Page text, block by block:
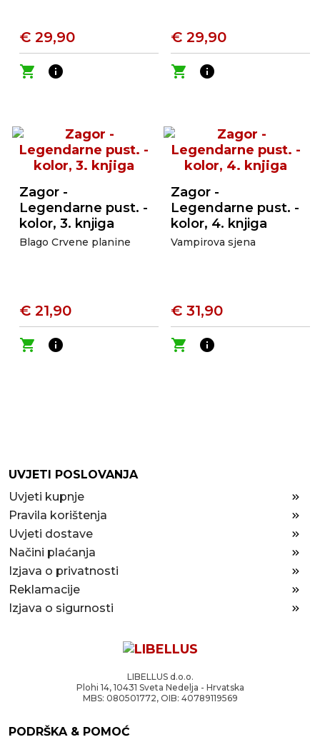
€ 29,90
shopping_cart
info
€ 29,90
shopping_cart
info
Zagor -
Legendarne pust. -
kolor, 3. knjiga
Blago Crvene planine
€ 21,90
shopping_cart
info
Zagor -
Legendarne pust. -
kolor, 4. knjiga
Vampirova sjena
€ 31,90
shopping_cart
info
UVJETI POSLOVANJA
Uvjeti kupnje
Pravila korištenja
Uvjeti dostave
Načini plaćanja
Izjava o privatnosti
Reklamacije
Izjava o sigurnosti
LIBELLUS d.o.o.
Plohi 14, 10431 Sveta Nedelja - Hrvatska
MBS: 080501772, OIB: 40789119569
PODRŠKA & POMOĆ